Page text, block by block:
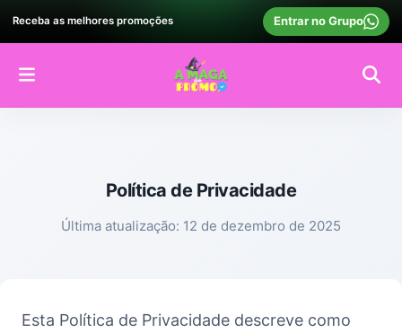
Receba as melhores promoções Entrar no Grupo
Política de Privacidade
Última atualização: 12 de dezembro de 2025
Esta Política de Privacidade descreve como